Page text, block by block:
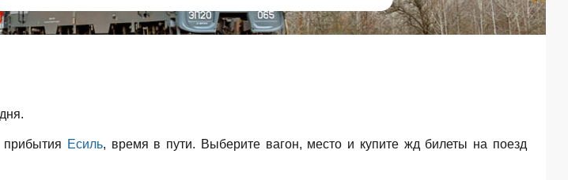
прибытия Есиль, время в пути. Выберите вагон, место и купите жд билеты на поезд